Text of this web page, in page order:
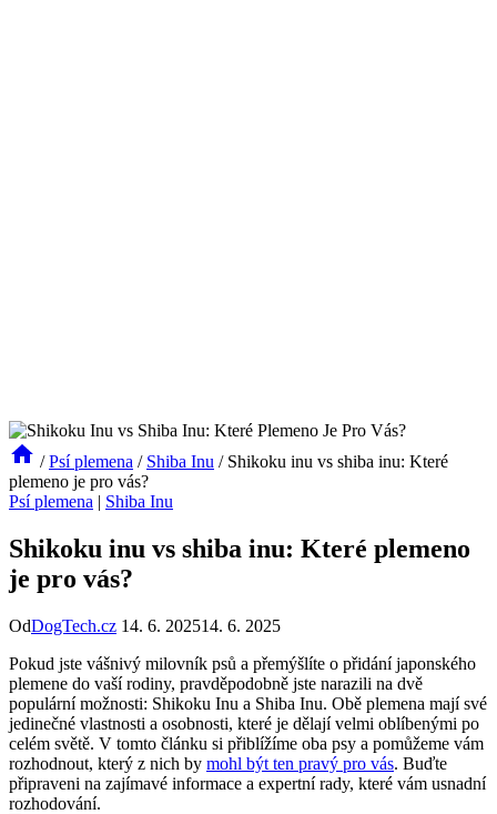
/ Psí plemena / Shiba Inu / Shikoku inu vs shiba inu: Které
plemeno je pro vás?
Psí plemena | Shiba Inu
Shikoku inu vs shiba inu: Které plemeno
je pro vás?
OdDogTech.cz 14. 6. 202514. 6. 2025
Pokud jste vášnivý milovník psů a přemýšlíte o přidání japonského
plemene do vaší rodiny, pravděpodobně jste narazili na dvě
populární možnosti: Shikoku Inu a Shiba Inu. Obě plemena mají své
jedinečné vlastnosti a osobnosti, které je dělají velmi oblíbenými po
celém světě. V tomto článku si přiblížíme oba psy a pomůžeme vám
rozhodnout, který z nich by mohl být ten pravý pro vás. Buďte
připraveni na zajímavé informace a expertní rady, které vám usnadní
rozhodování.